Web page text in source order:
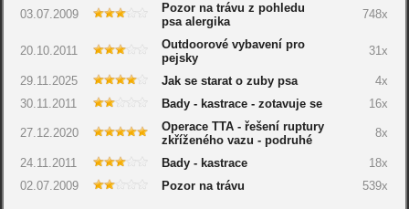
03.07.2009
Pozor na trávu z pohledu
psa alergika
748x
20.10.2011
Outdoorové vybavení pro
pejsky
31x
29.11.2025 Jak se starat o zuby psa
4x
30.11.2011
Bady - kastrace - zotavuje se 16x
27.12.2020
Operace TTA - řešení ruptury
zkříženého vazu - podruhé
8x
24.11.2011 Bady - kastrace
18x
02.07.2009
Pozor na trávu 539x